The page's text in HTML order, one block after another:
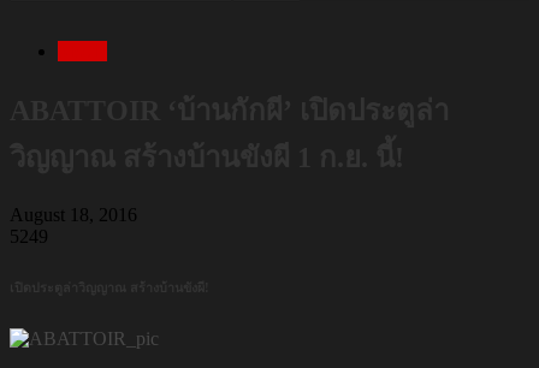
August 18, 2016
5249